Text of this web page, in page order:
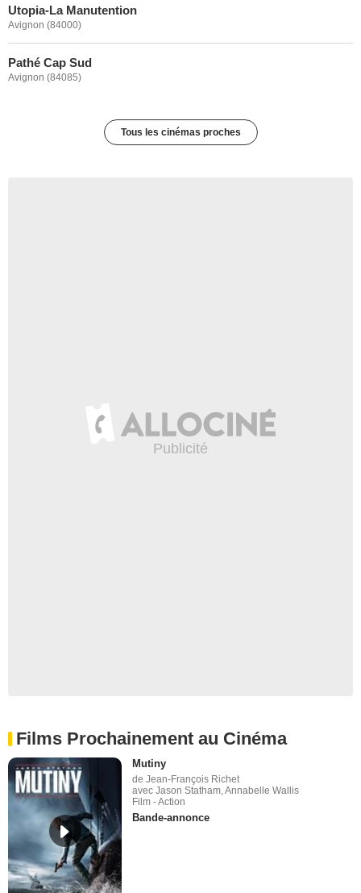
Utopia-La Manutention
Avignon (84000)
Pathé Cap Sud
Avignon (84085)
Tous les cinémas proches
Films Prochainement au Cinéma
Mutiny
de Jean-François Richet
avec Jason Statham, Annabelle Wallis
Film - Action
Bande-annonce